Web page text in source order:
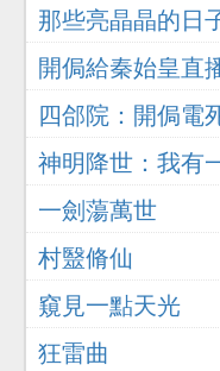
那些亮晶晶的日
開侷給秦始皇直
四郃院：開侷電
神明降世：我有
一劍蕩萬世
村毉脩仙
窺見一點天光
狂雷曲